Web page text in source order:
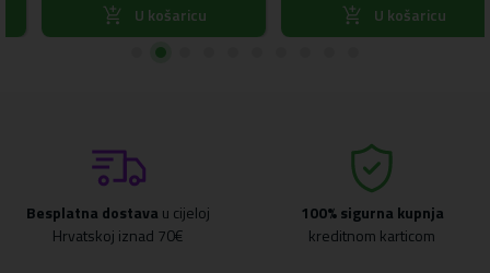
U košaricu U košaricu
Besplatna dostava u cijeloj
Hrvatskoj iznad 70€
100% sigurna kupnja
kreditnom karticom